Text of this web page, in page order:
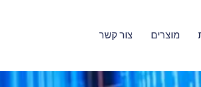
מוצרים צור קשר